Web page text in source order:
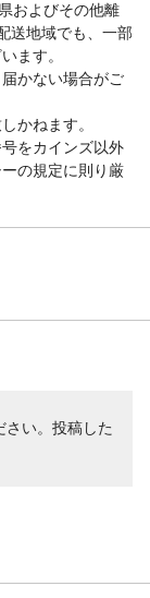
およびその他離
送地域でも、一部
ます。
かない場合がご
かねます。
をカインズ以外
の規定に則り厳
さい。投稿した